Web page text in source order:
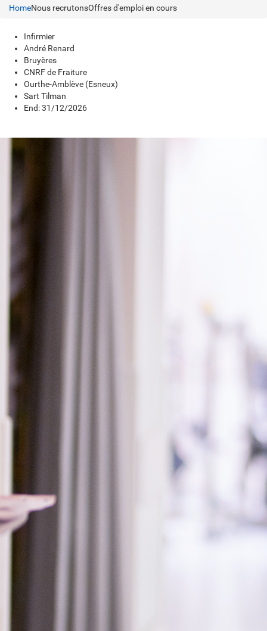
HomeNous recrutonsOffres d'emploi en cours
Infirmier
André Renard
Bruyères
CNRF de Fraiture
Ourthe-Amblève (Esneux)
Sart Tilman
End: 31/12/2026